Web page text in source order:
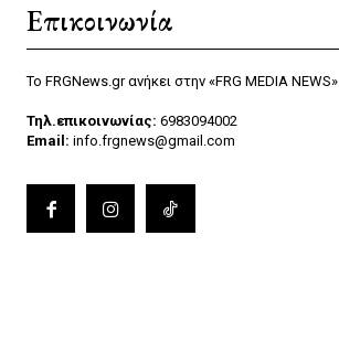
Επικοινωνία
Το FRGNews.gr ανήκει στην «FRG MEDIA NEWS»
Τηλ.επικοινωνίας: 6983094002
Email: info.frgnews@gmail.com